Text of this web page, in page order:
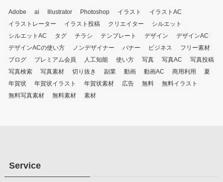
Adobe ai Illustrator Photoshop イラスト
イラストAC
イラストレーター
イラスト投稿 クリエイター
シルエット
シルエットAC
タグ チラシ テンプレート デザイン
デザインAC
デザインACの使い方
ノンデザイナー バナー ビジネス
フリー素材
ブログ
プレミアム会員 人工知能 使い方 写真 写真AC
写真投稿
写真検索
写真素材 切り抜き 副業 動画 動画AC 商用利用
夏
年賀状
年賀状イラスト 年賀状素材 広告 無料
無料イラスト
無料写真素材
無料素材 素材
Service